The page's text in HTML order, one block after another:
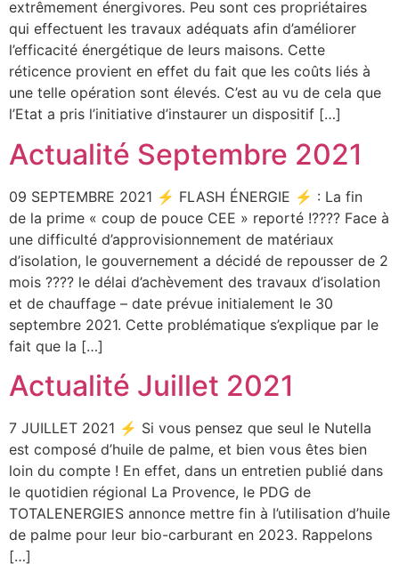
extrêmement énergivores. Peu sont ces propriétaires
qui effectuent les travaux adéquats afin d’améliorer
l’efficacité énergétique de leurs maisons. Cette
réticence provient en effet du fait que les coûts liés à
une telle opération sont élevés. C’est au vu de cela que
l’Etat a pris l’initiative d’instaurer un dispositif […]
Actualité Septembre 2021
09 SEPTEMBRE 2021 ⚡ FLASH ÉNERGIE ⚡ : La fin
de la prime « coup de pouce CEE » reporté !???? Face à
une difficulté d’approvisionnement de matériaux
d’isolation, le gouvernement a décidé de repousser de 2
mois ???? le délai d’achèvement des travaux d’isolation
et de chauffage – date prévue initialement le 30
septembre 2021. Cette problématique s’explique par le
fait que la […]
Actualité Juillet 2021
7 JUILLET 2021 ⚡ Si vous pensez que seul le Nutella
est composé d’huile de palme, et bien vous êtes bien
loin du compte ! En effet, dans un entretien publié dans
le quotidien régional La Provence, le PDG de
TOTALENERGIES annonce mettre fin à l’utilisation d’huile
de palme pour leur bio-carburant en 2023. Rappelons
[…]